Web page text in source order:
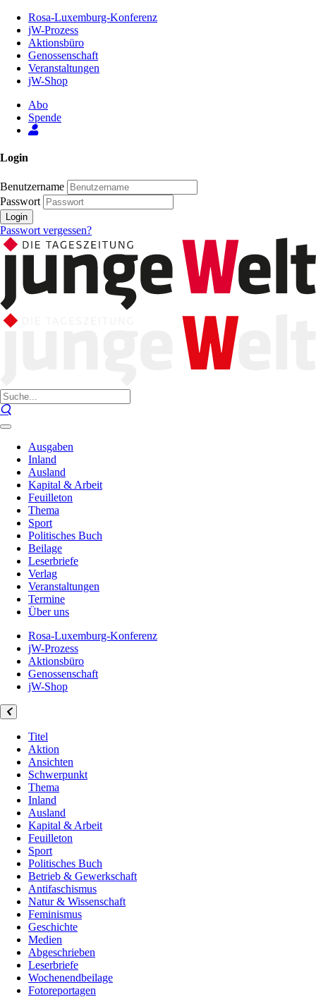
Inhalt
Seite
Rosa-Luxemburg-Konferenz
jW-Prozess
Aktionsbüro
Genossenschaft
Veranstaltungen
jW-Shop
Abo
Spende
Login
Benutzername
Passwort
Login
Passwort vergessen?
Ausgaben
Inland
Ausland
Kapital & Arbeit
Feuilleton
Thema
Sport
Politisches Buch
Beilage
Leserbriefe
Verlag
Veranstaltungen
Termine
Über uns
Rosa-Luxemburg-Konferenz
jW-Prozess
Aktionsbüro
Genossenschaft
jW-Shop
Titel
Aktion
Ansichten
Schwerpunkt
Thema
Inland
Ausland
Kapital & Arbeit
Feuilleton
Sport
Politisches Buch
Betrieb & Gewerkschaft
Antifaschismus
Natur & Wissenschaft
Feminismus
Geschichte
Medien
Abgeschrieben
Leserbriefe
Wochenendbeilage
Fotoreportagen